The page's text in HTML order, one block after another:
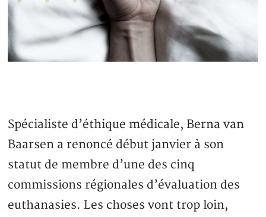
Spécialiste d’éthique médicale, Berna van
Baarsen a renoncé début janvier à son
statut de membre d’une des cinq
commissions régionales d’évaluation des
euthanasies. Les choses vont trop loin,